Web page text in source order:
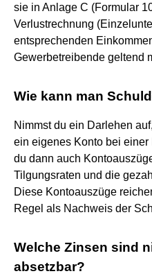
sie in Anlage C (Formular
Verlustrechnung
entsprechenden
Gewerbetreibende geltend
Wie kann man
Nimmst du ein Darlehen
ein eigenes Konto bei
du dann auch
Tilgungsraten und die
Diese Kontoauszüge
Regel als Nachweis der
Welche Zinsen sind
absetzbar?